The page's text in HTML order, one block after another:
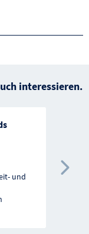
interessieren.
und